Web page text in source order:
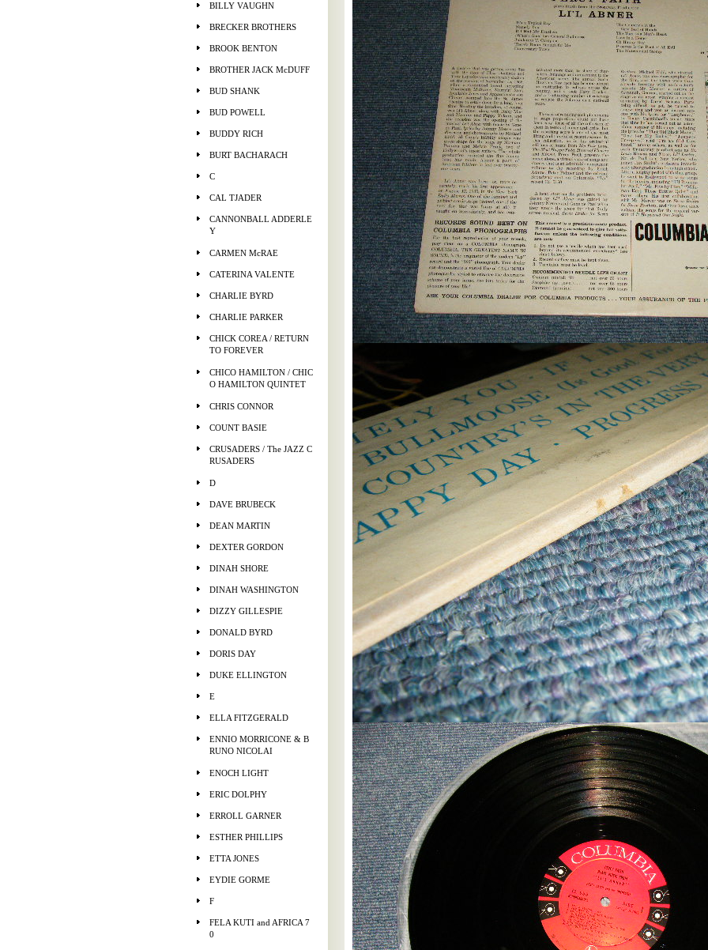
BILLY VAUGHN
BRECKER BROTHERS
BROOK BENTON
BROTHER JACK McDUFF
BUD SHANK
BUD POWELL
BUDDY RICH
BURT BACHARACH
C
CAL TJADER
CANNONBALL ADDERLE
Y
CARMEN McRAE
CATERINA VALENTE
CHARLIE BYRD
CHARLIE PARKER
CHICK COREA / RETURN
TO FOREVER
CHICO HAMILTON / CHIC
O HAMILTON QUINTET
CHRIS CONNOR
COUNT BASIE
CRUSADERS / The JAZZ C
RUSADERS
D
DAVE BRUBECK
DEAN MARTIN
DEXTER GORDON
DINAH SHORE
DINAH WASHINGTON
DIZZY GILLESPIE
DONALD BYRD
DORIS DAY
DUKE ELLINGTON
E
ELLA FITZGERALD
ENNIO MORRICONE & B
RUNO NICOLAI
ENOCH LIGHT
ERIC DOLPHY
ERROLL GARNER
ESTHER PHILLIPS
ETTA JONES
EYDIE GORME
F
FELA KUTI and AFRICA 7
0